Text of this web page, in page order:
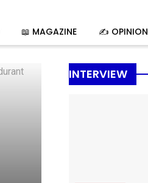
📖 MAGAZINE ✍️ OPINION
INTERVIEW